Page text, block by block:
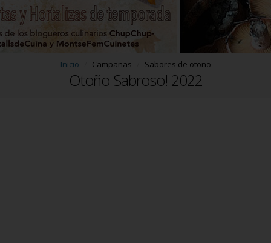
Inicio Campañas Sabores de otoño
Otoño Sabroso! 2022